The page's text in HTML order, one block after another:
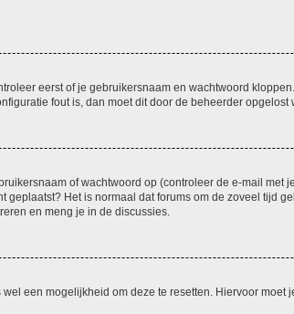
eerst of je gebruikersnaam en wachtwoord
fout is, dan moet dit door de beheerder opgelost
of wachtwoord op (controleer de e-mail
Het is normaal dat forums om de zoveel tijd
en meng je in de discussies.
een mogelijkheid om deze te resetten. Hiervoor